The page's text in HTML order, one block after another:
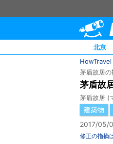
北京
HowTravel
茅盾故居の
茅盾故
茅盾故居 (
建築物
2017/05/
修正の指摘